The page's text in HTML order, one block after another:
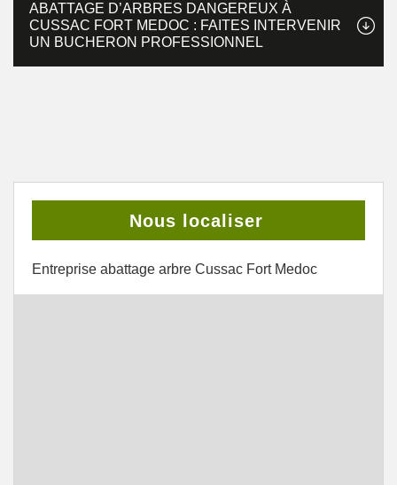
ABATTAGE D’ARBRES DANGEREUX À
CUSSAC FORT MEDOC : FAITES INTERVENIR
UN BUCHERON PROFESSIONNEL
Nous localiser
Entreprise abattage arbre Cussac Fort Medoc